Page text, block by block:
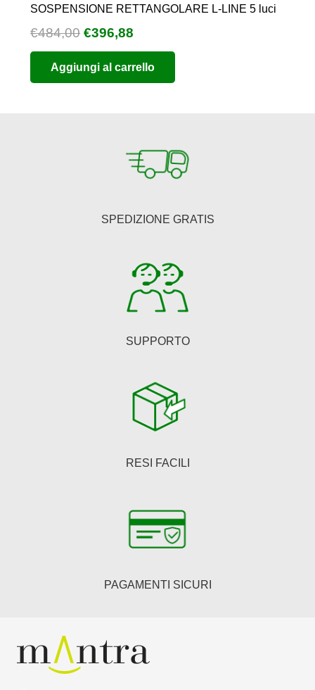
SOSPENSIONE RETTANGOLARE L-LINE 5 luci
€484,00 Il
prezzo
originale
era:
€396,88
prezzo
attuale
è:
Aggiungi al carrello
SPEDIZIONE GRATIS
SUPPORTO
RESI FACILI
PAGAMENTI SICURI